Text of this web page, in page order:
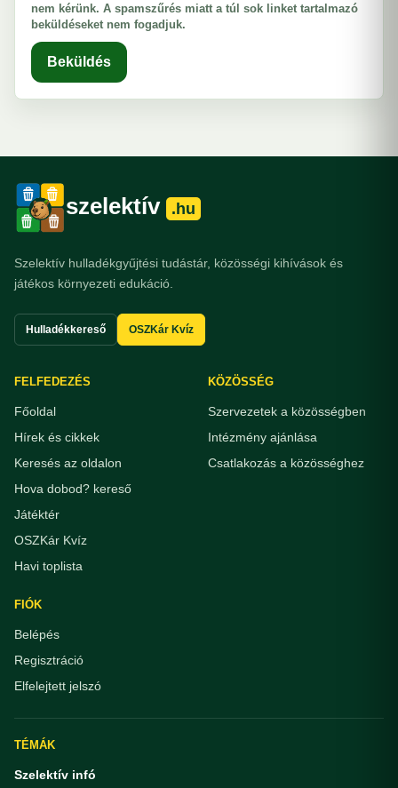
nem kérünk. A spamszűrés miatt a túl sok linket tartalmazó
beküldéseket nem fogadjuk.
Beküldés
szelektív .hu
Szelektív hulladékgyűjtési tudástár, közösségi kihívások és
játékos környezeti edukáció.
Hulladékkereső OSZKár Kvíz
FELFEDEZÉS
Főoldal
Hírek és cikkek
Keresés az oldalon
Hova dobod? kereső
Játéktér
OSZKár Kvíz
Havi toplista
KÖZÖSSÉG
Szervezetek a közösségben
Intézmény ajánlása
Csatlakozás a közösséghez
FIÓK
Belépés
Regisztráció
Elfelejtett jelszó
TÉMÁK
Szelektív infó